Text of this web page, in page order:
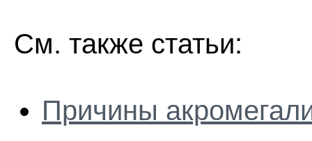
См. также статьи:
Причины